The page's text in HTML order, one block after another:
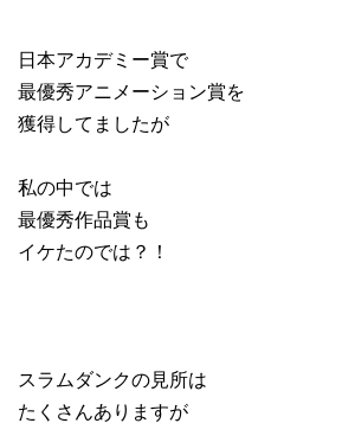
日本アカデミー賞で
最優秀アニメーション賞を
獲得してましたが
私の中では
最優秀作品賞も
イケたのでは？！
スラムダンクの見所は
たくさんありますが